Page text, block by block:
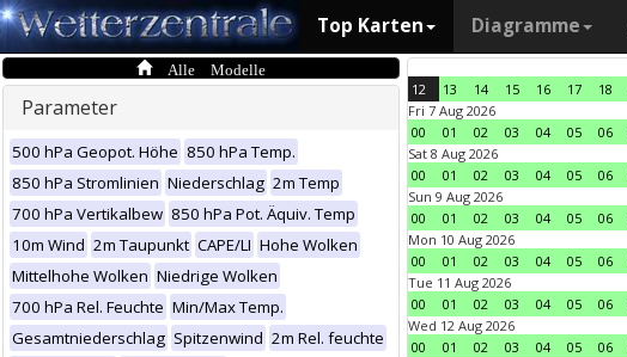
Top Karten Diagramme
Alle Modelle
Parameter
500 hPa Geopot. Höhe 850 hPa Temp.
850 hPa Stromlinien Niederschlag 2m Temp
700 hPa Vertikalbew 850 hPa Pot. Äquiv. Temp
10m Wind 2m Taupunkt CAPE/LI Hohe Wolken
Mittelhohe Wolken Niedrige Wolken
700 hPa Rel. Feuchte Min/Max Temp.
Gesamtniederschlag Spitzenwind 2m Rel. feuchte
12 13 14 15 16 17 18
Fri 7 Aug 2026
00
01 02 03 04 05 06
Sat 8 Aug 2026
00
01 02 03 04 05 06
Sun 9 Aug 2026
00
01 02 03 04 05 06
Mon 10 Aug 2026
00
01 02 03 04 05 06
Tue 11 Aug 2026
00
01 02 03 04 05 06
Wed 12 Aug 2026
00
01 02 03 04 05 06